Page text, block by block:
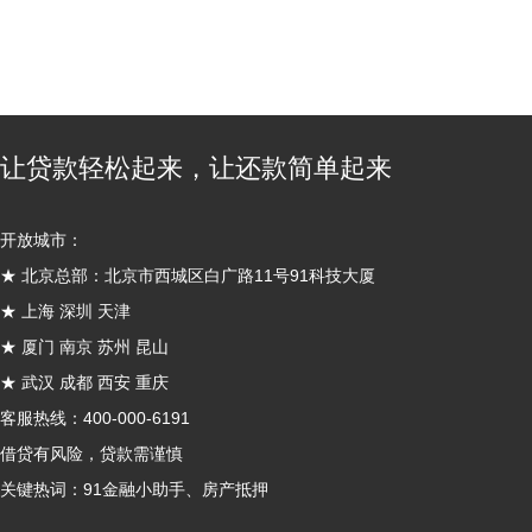
让贷款轻松起来，让还款简单起来
开放城市：
★ 北京总部：北京市西城区白广路11号91科技大厦
★ 上海 深圳 天津
★ 厦门 南京 苏州 昆山
★ 武汉 成都 西安 重庆
客服热线：400-000-6191
借贷有风险，贷款需谨慎
关键热词： 91金融小助手 、房产抵押